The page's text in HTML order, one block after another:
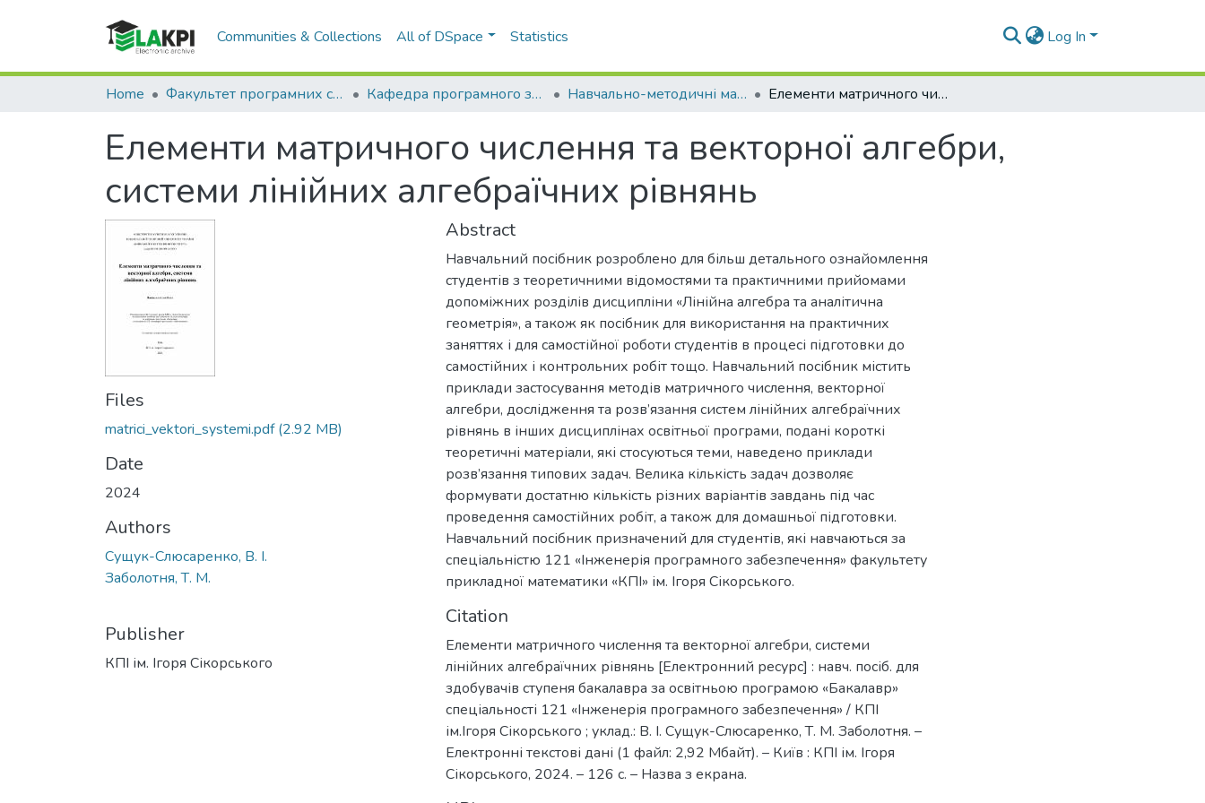
Communities & Collections All of DSpace Statistics Log In
Home Факультет програмних систем та прикладної математики (ФПСПМ) Кафедра програмного забезпечення комп’ютерних систем (ПЗКС) Навчально-методичні матеріали (ПЗКС) Елементи матричного числення та векторної алгебри, системи лінійних алгебраїчних рівнянь
Елементи матричного числення та векторної алгебри,
системи лінійних алгебраїчних рівнянь
Files
matrici_vektori_systemi.pdf(2.92 MB)
Date
2024
Authors
Сущук-Слюсаренко, В. І.
Заболотня, Т. М.
Publisher
КПІ ім. Ігоря Сікорського
Abstract
Навчальний посібник розроблено для більш детального ознайомлення
студентів з теоретичними відомостями та практичними прийомами
допоміжних розділів дисципліни «Лінійна алгебра та аналітична
геометрія», а також як посібник для використання на практичних
заняттях і для самостійної роботи студентів в процесі підготовки до
самостійних і контрольних робіт тощо. Навчальний посібник містить
приклади застосування методів матричного числення, векторної
алгебри, дослідження та розв’язання систем лінійних алгебраїчних
рівнянь в інших дисциплінах освітньої програми, подані короткі
теоретичні матеріали, які стосуються теми, наведено приклади
розв’язання типових задач. Велика кількість задач дозволяє
формувати достатню кількість різних варіантів завдань під час
проведення самостійних робіт, а також для домашньої підготовки.
Навчальний посібник призначений для студентів, які навчаються за
спеціальністю 121 «Інженерія програмного забезпечення» факультету
прикладної математики «КПІ» ім. Ігоря Сікорського.
Citation
Елементи матричного числення та векторної алгебри, системи
лінійних алгебраїчних рівнянь [Електронний ресурс] : навч. посіб. для
здобувачів ступеня бакалавра за освітньою програмою «Бакалавр»
спеціальності 121 «Інженерія програмного забезпечення» / КПІ
ім.Ігоря Сікорського ; уклад.: В. І. Сущук-Слюсаренко, Т. М. Заболотня. –
Електронні текстові дані (1 файл: 2,92 Мбайт). – Київ : КПІ ім. Ігоря
Сікорського, 2024. – 126 с. – Назва з екрана.